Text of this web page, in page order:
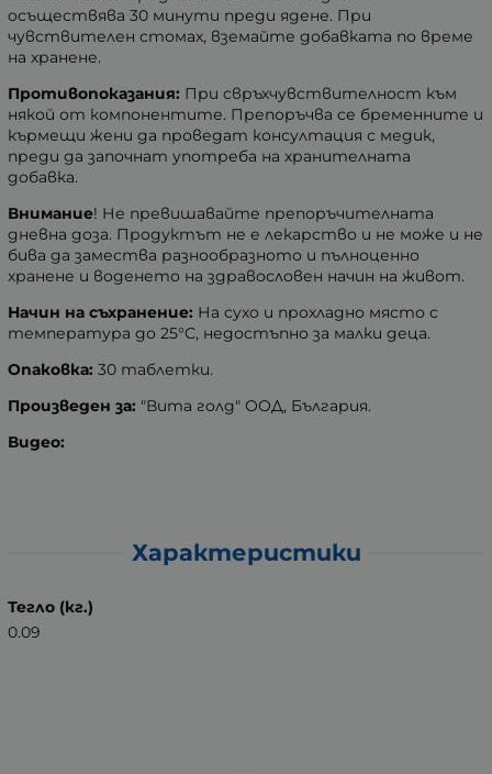
осъществява 30 минути преди ядене. При
чувствителен стомах, вземайте добавката по време
на хранене.
Противопоказания: При свръхчувствителност към
някой от компонентите. Препоръчва се бременните и
кърмещи жени да проведат консултация с медик,
преди да започнат употреба на хранителната
добавка.
Внимание! Не превишавайте препоръчителната
дневна доза. Продуктът не е лекарство и не може и не
бива да замества разнообразното и пълноценно
хранене и воденето на здравословен начин на живот.
Начин на съхранение: На сухо и прохладно място с
температура до 25°С, недостъпно за малки деца.
Опаковка: 30 таблетки.
Произведен за: "Вита голд" ООД, България.
Видео:
Характеристики
Тегло (кг.)
0.09